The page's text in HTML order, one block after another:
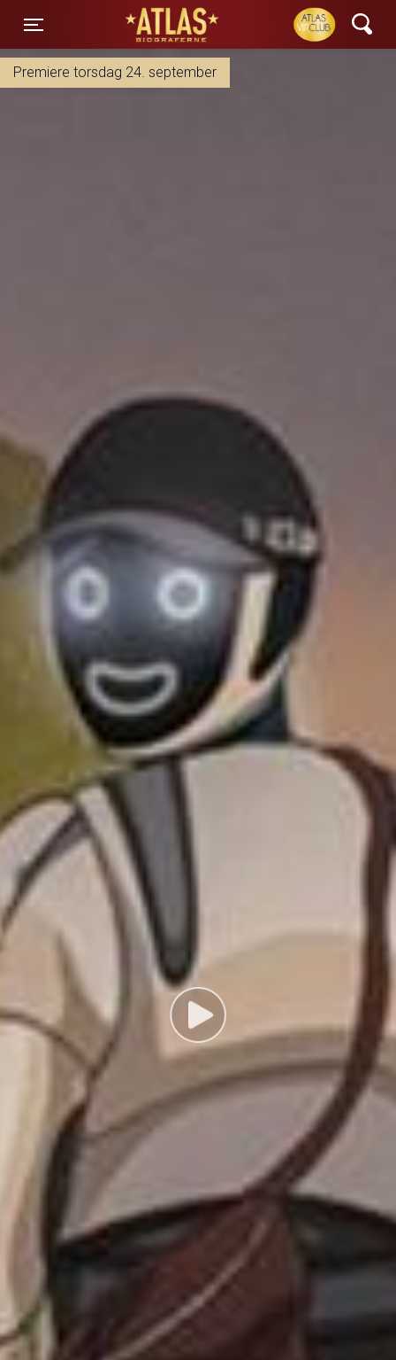
Toggle navigation
ATLAS Biograferne
Premiere torsdag 24. september